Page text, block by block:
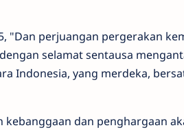
"Dan perjuangan pergerakan
selamat sentausa
Indonesia, yang merdeka,
dan penghargaan